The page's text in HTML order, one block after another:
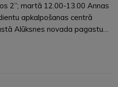
2”; martā 12.00-13.00 Annas
apkalpošanas centrā
Alūksnes novada pagastu…